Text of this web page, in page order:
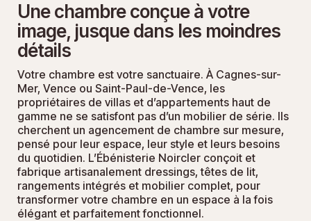
Une chambre conçue à votre
image, jusque dans les moindres
détails
Votre chambre est votre sanctuaire. À Cagnes-sur-
Mer, Vence ou Saint-Paul-de-Vence, les
propriétaires de villas et d’appartements haut de
gamme ne se satisfont pas d’un mobilier de série. Ils
cherchent un agencement de chambre sur mesure,
pensé pour leur espace, leur style et leurs besoins
du quotidien. L’Ébénisterie Noircler conçoit et
fabrique artisanalement dressings, têtes de lit,
rangements intégrés et mobilier complet, pour
transformer votre chambre en un espace à la fois
élégant et parfaitement fonctionnel.